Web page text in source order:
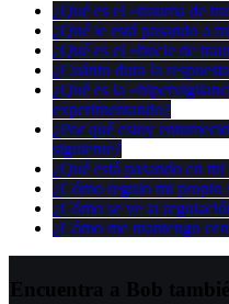
¿Qué es el «trauma de
¿Qué le está pasando a
¿Qué es el «bucle de
¿Cuánto dura la
¿Qué es la
experimentando?
¿Por qué estoy
siguiente?
¿Qué está pasando en
¿Cómo regulo mi propio
¿Cómo se ve la
¿Cómo me mantengo